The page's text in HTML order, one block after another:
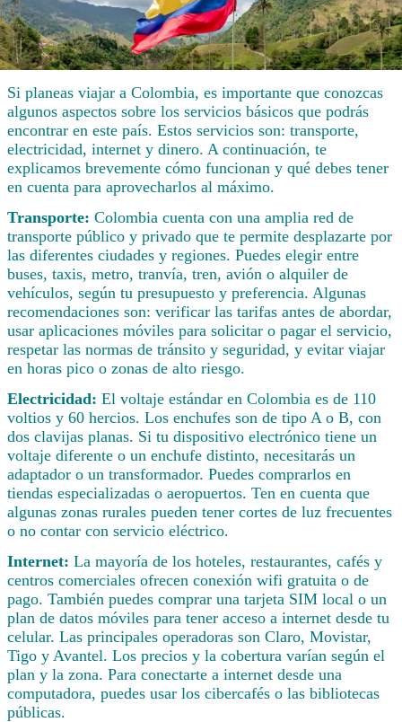
Si planeas viajar a Colombia, es importante que conozcas
algunos aspectos sobre los servicios básicos que podrás
encontrar en este país. Estos servicios son: transporte,
electricidad, internet y dinero. A continuación, te
explicamos brevemente cómo funcionan y qué debes tener
en cuenta para aprovecharlos al máximo.
Transporte: Colombia cuenta con una amplia red de
transporte público y privado que te permite desplazarte por
las diferentes ciudades y regiones. Puedes elegir entre
buses, taxis, metro, tranvía, tren, avión o alquiler de
vehículos, según tu presupuesto y preferencia. Algunas
recomendaciones son: verificar las tarifas antes de abordar,
usar aplicaciones móviles para solicitar o pagar el servicio,
respetar las normas de tránsito y seguridad, y evitar viajar
en horas pico o zonas de alto riesgo.
Electricidad: El voltaje estándar en Colombia es de 110
voltios y 60 hercios. Los enchufes son de tipo A o B, con
dos clavijas planas. Si tu dispositivo electrónico tiene un
voltaje diferente o un enchufe distinto, necesitarás un
adaptador o un transformador. Puedes comprarlos en
tiendas especializadas o aeropuertos. Ten en cuenta que
algunas zonas rurales pueden tener cortes de luz frecuentes
o no contar con servicio eléctrico.
Internet: La mayoría de los hoteles, restaurantes, cafés y
centros comerciales ofrecen conexión wifi gratuita o de
pago. También puedes comprar una tarjeta SIM local o un
plan de datos móviles para tener acceso a internet desde tu
celular. Las principales operadoras son Claro, Movistar,
Tigo y Avantel. Los precios y la cobertura varían según el
plan y la zona. Para conectarte a internet desde una
computadora, puedes usar los cibercafés o las bibliotecas
públicas.